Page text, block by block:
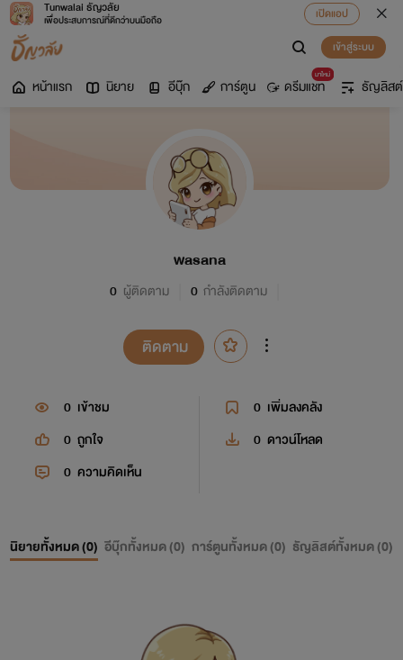
Tunwalai ธัญวลัย
เพื่อประสบการณ์ที่ดีกว่าบนมือถือ
เปิดแอป
เข้าสู่ระบบ
หน้าแรก นิยาย อีบุ๊ก การ์ตูน
มาใหม่
ดรีมแชท ธัญลิสต์
wasana
0 ผู้ติดตาม 0 กำลังติดตาม
ติดตาม
0 เข้าชม 0 เพิ่มลงคลัง
0 ถูกใจ 0 ดาวน์โหลด
0 ความคิดเห็น
นิยายทั้งหมด (0) อีบุ๊กทั้งหมด (0) การ์ตูนทั้งหมด (0) ธัญลิสต์ทั้งหมด (0)